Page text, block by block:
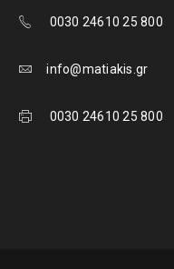
0030 24610 25 800
info@matiakis.gr
0030 24610 25 800